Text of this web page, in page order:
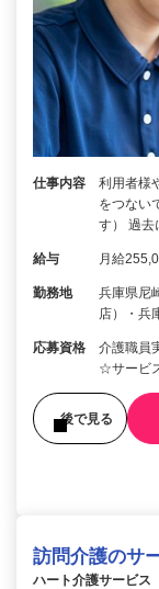
仕事内容
利用者様
をつない
す） 過
給与 月給
勤務地
兵庫県尼
店）・兵
応募資格
介護職員
☆サービ
後で見る
訪問介護のサ
ハート介護サービ